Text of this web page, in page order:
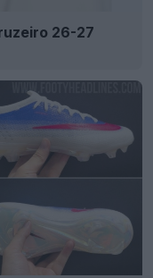
26-27